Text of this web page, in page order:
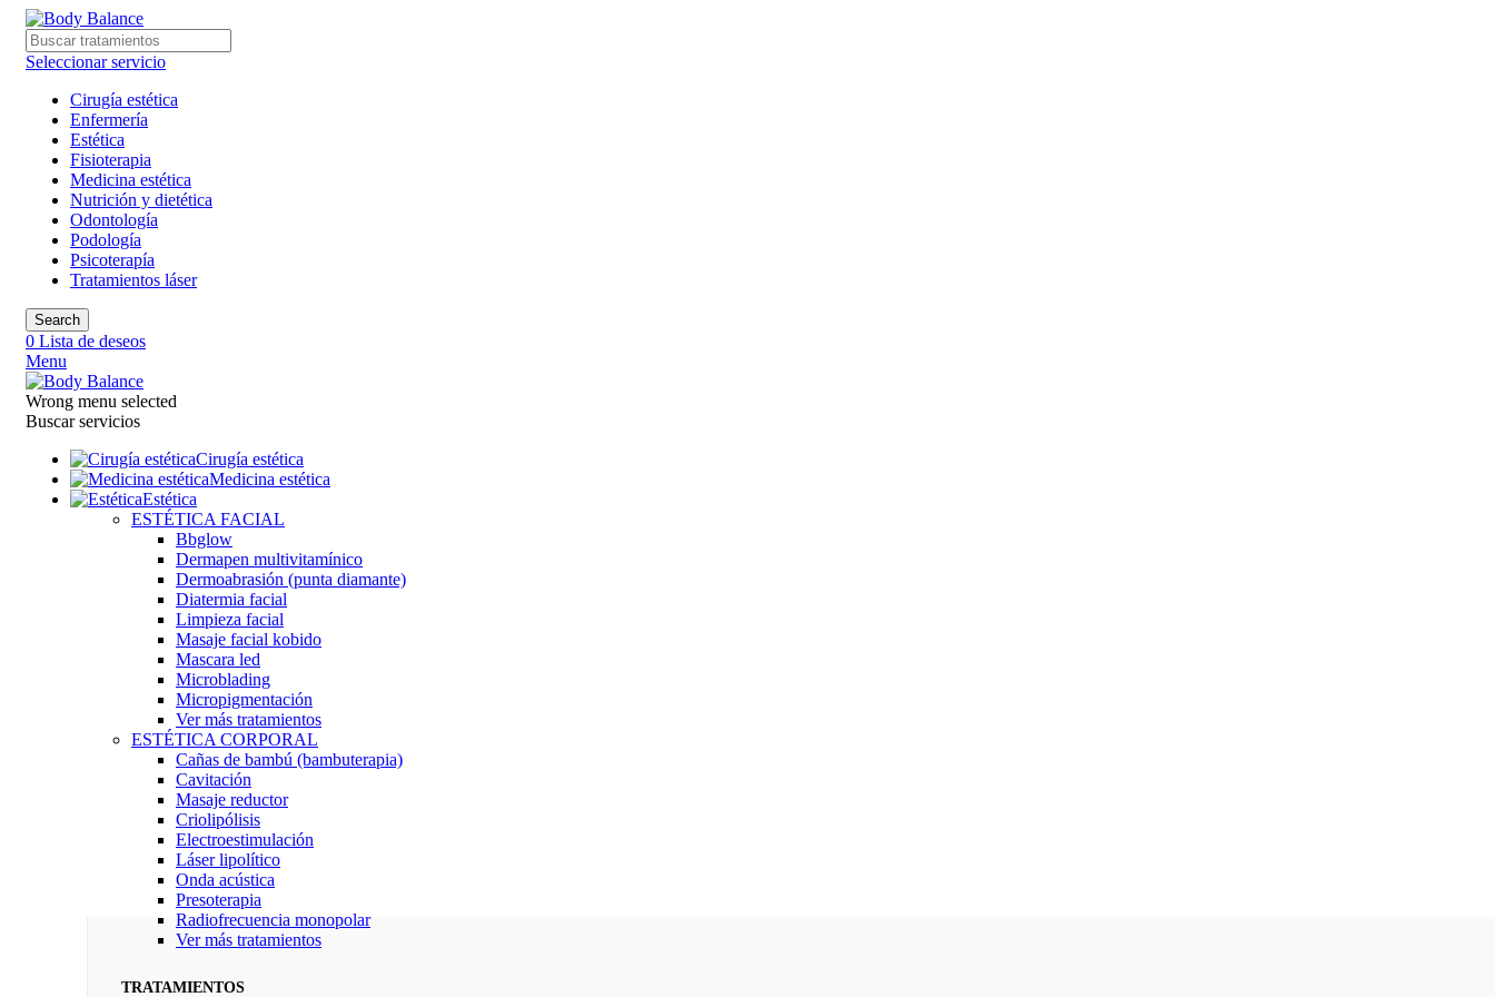
Seleccionar servicio
Cirugía estética
Enfermería
Estética
Fisioterapia
Medicina estética
Nutrición y dietética
Odontología
Podología
Psicoterapía
Tratamientos láser
Search
0 Lista de deseos
Menu
Wrong menu selected
Buscar servicios
Cirugía estética
Medicina estética
Estética
ESTÉTICA FACIAL
Bbglow
Dermapen multivitamínico
Dermoabrasión (punta diamante)
Diatermia facial
Limpieza facial
Masaje facial kobido
Mascara led
Microblading
Micropigmentación
Ver más tratamientos
ESTÉTICA CORPORAL
Cañas de bambú (bambuterapia)
Cavitación
Masaje reductor
Criolipólisis
Electroestimulación
Láser lipolítico
Onda acústica
Presoterapia
Radiofrecuencia monopolar
Ver más tratamientos
TRATAMIENTOS